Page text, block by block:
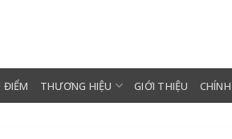
ĐIỂM THƯƠNG HIỆU GIỚI THIỆU